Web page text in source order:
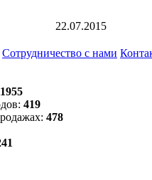
22.07.2015
Сотрудничество с нами
419
478